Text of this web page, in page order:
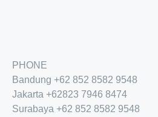
PHONE
Bandung +62 852 8582 9548
Jakarta +62823 7946 8474
Surabaya +62 852 8582 9548